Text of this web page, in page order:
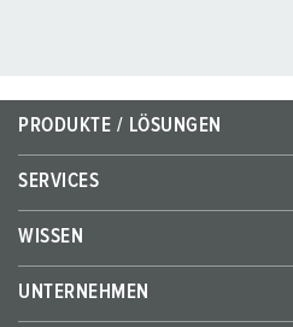
PRODUKTE / LÖSUNGEN
SERVICES
WISSEN
UNTERNEHMEN